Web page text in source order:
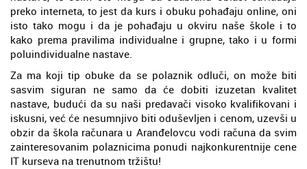
preko interneta, to jest da kurs i obuku pohađaju online, oni
isto tako mogu i da je pohađaju u okviru naše škole i to
kako prema pravilima individualne i grupne, tako i u formi
poluindividualne nastave.
Za ma koji tip obuke da se polaznik odluči, on može biti
sasvim siguran ne samo da će dobiti izuzetan kvalitet
nastave, budući da su naši predavači visoko kvalifikovani i
iskusni, već će nesumnjivo biti oduševljen i cenom, uzevši u
obzir da škola računara u Aranđelovcu vodi računa da svim
zainteresovanim polaznicima ponudi najkonkurentnije cene
IT kurseva na trenutnom tržištu!